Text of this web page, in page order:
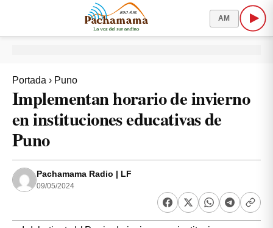
AM
Portada › Puno
Implementan horario de invierno
en instituciones educativas de
Puno
Pachamama Radio | LF
09/05/2024